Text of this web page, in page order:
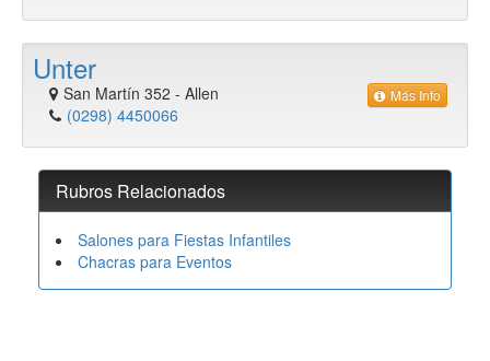
Unter
San Martín 352 - Allen
(0298) 4450066
Más Info
Rubros Relacionados
Salones para Fiestas Infantiles
Chacras para Eventos